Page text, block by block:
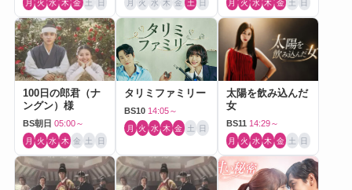
月 火 水 木 金 土 日 月 火 水 木 金 土 日 月 火 水 木 金 土 日
100日の郎君（ナ
ングン）様
BS朝日 05:00～
月 火 水 木 金 土 日
タリミファミリー
BS10 14:05～
月 火 水 木 金 土 日
太陽を飲み込んだ
女
BS11 14:29～
月 火 水 木 金 土 日